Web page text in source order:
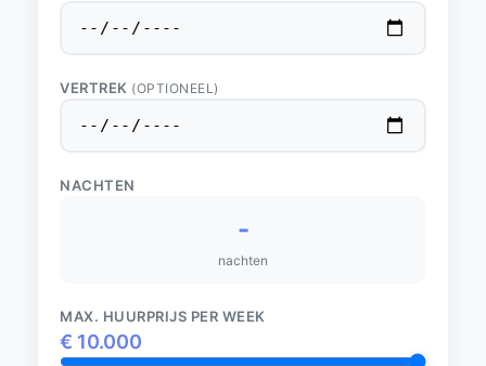
VERTREK (OPTIONEEL)
NACHTEN
-
nachten
MAX. HUURPRIJS PER WEEK
€ 10.000